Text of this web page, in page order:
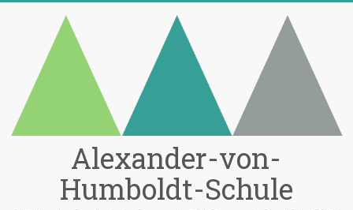
Alexander-von-
Humboldt-Schule